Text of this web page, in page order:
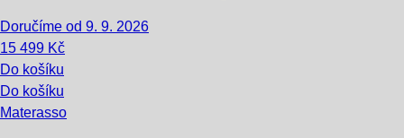
Doručíme od 9. 9. 2026
15 499 Kč
Do košíku
Do košíku
Materasso